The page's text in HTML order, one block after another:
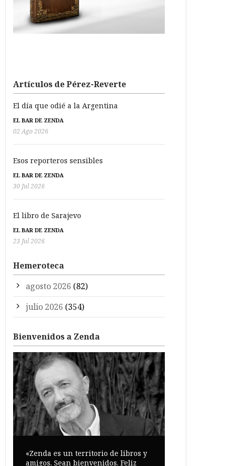
Artículos de Pérez-Reverte
El día que odié a la Argentina
EL BAR DE ZENDA
02 Ago 2026
Esos reporteros sensibles
EL BAR DE ZENDA
30 Jul 2026
El libro de Sarajevo
EL BAR DE ZENDA
23 Jul 2026
Hemeroteca
agosto 2026 (82)
julio 2026 (354)
Bienvenidos a Zenda
«Zenda es un territorio de libros y
amigos. Sean bienvenidos. Feliz